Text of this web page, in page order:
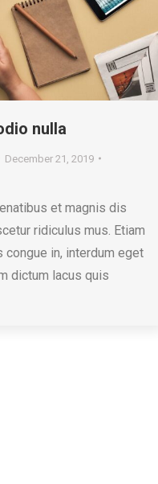
nulla
December 21, 2019
et magnis dis
ridiculus mus. Etiam
in, interdum eget
dictum lacus quis